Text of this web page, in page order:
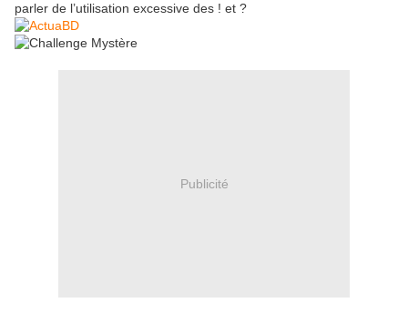
parler de l’utilisation excessive des ! et ?
Publicité